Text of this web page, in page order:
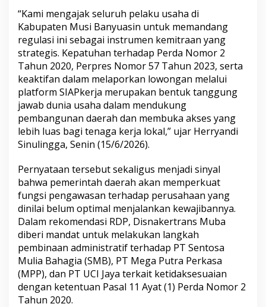
y
a
d
n
P
T
M
P
P
D
i
b
r
i
S
a
n
k
i
“Kami mengajak seluruh pelaku usaha di
Kabupaten Musi Banyuasin untuk memandang
regulasi ini sebagai instrumen kemitraan yang
strategis. Kepatuhan terhadap Perda Nomor 2
Tahun 2020, Perpres Nomor 57 Tahun 2023, serta
keaktifan dalam melaporkan lowongan melalui
platform SIAPkerja merupakan bentuk tanggung
jawab dunia usaha dalam mendukung
pembangunan daerah dan membuka akses yang
lebih luas bagi tenaga kerja lokal,” ujar Herryandi
Sinulingga, Senin (15/6/2026).
Pernyataan tersebut sekaligus menjadi sinyal
bahwa pemerintah daerah akan memperkuat
fungsi pengawasan terhadap perusahaan yang
dinilai belum optimal menjalankan kewajibannya.
Dalam rekomendasi RDP, Disnakertrans Muba
diberi mandat untuk melakukan langkah
pembinaan administratif terhadap PT Sentosa
Mulia Bahagia (SMB), PT Mega Putra Perkasa
(MPP), dan PT UCI Jaya terkait ketidaksesuaian
dengan ketentuan Pasal 11 Ayat (1) Perda Nomor 2
Tahun 2020.